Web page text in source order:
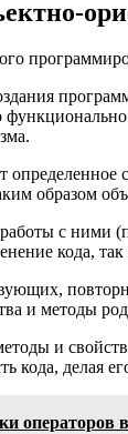
образом
с
кода,
и методы
и
кода, делая